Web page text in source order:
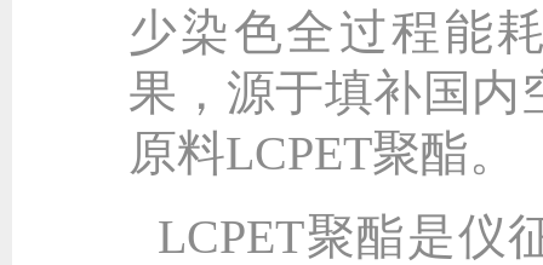
少染色全过程能
果，源于填补国内
原料LCPET聚酯。
LCPET聚酯是仪